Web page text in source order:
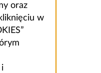
oraz
w